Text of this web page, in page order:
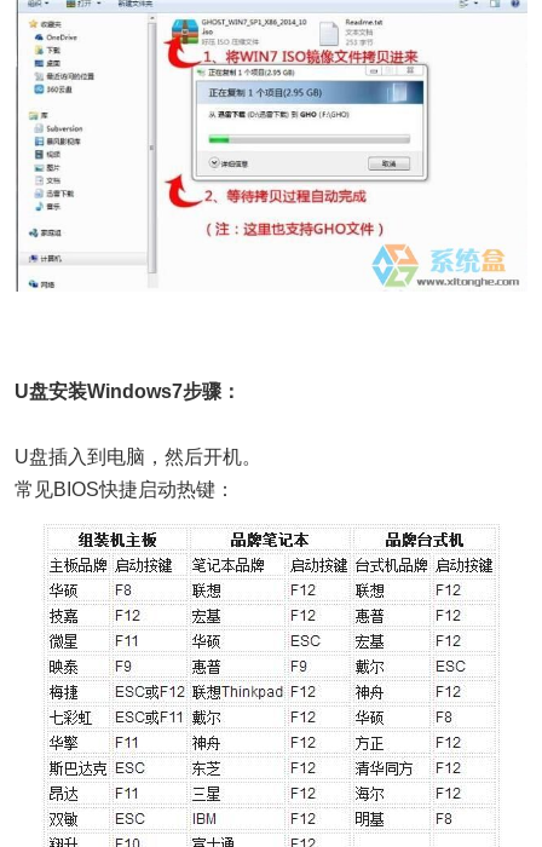
U盘安装Windows7步骤：
U盘插入到电脑，然后开机。
常见BIOS快捷启动热键：